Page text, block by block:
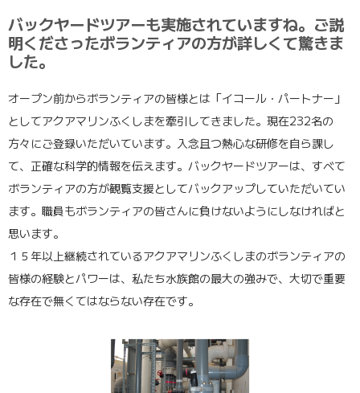
バックヤードツアーも実施されていますね。ご説
明くださったボランティアの方が詳しくて驚きま
した。
オープン前からボランティアの皆様とは「イコール・パートナー」
としてアクアマリンふくしまを牽引してきました。現在232名の
方々にご登録いただいています。入念且つ熱心な研修を自ら課し
て、正確な科学的情報を伝えます。バックヤードツアーは、すべて
ボランティアの方が観覧支援としてバックアップしていただいてい
ます。職員もボランティアの皆さんに負けないようにしなければと
思います。
１５年以上継続されているアクアマリンふくしまのボランティアの
皆様の経験とパワーは、私たち水族館の最大の強みで、大切で重要
な存在で無くてはならない存在です。